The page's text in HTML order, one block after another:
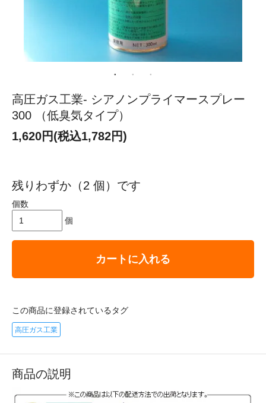
高圧ガス工業- シアノンプライマースプレー
300 （低臭気タイプ）
1,620円(税込1,782円)
残りわずか（2 個）です
個数
個
カートに入れる
この商品に登録されているタグ
高圧ガス工業
商品の説明